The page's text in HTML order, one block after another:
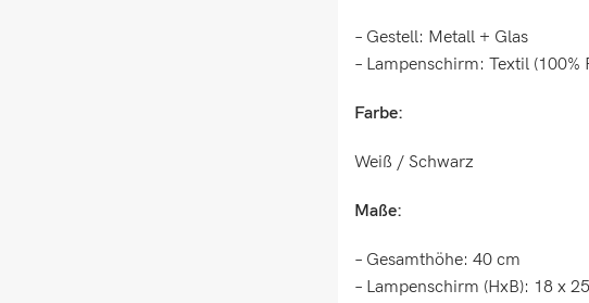
– Gestell: Metall + Glas
– Lampenschirm: Textil (100%
Farbe:
Weiß / Schwarz
Maße:
– Gesamthöhe: 40 cm
– Lampenschirm (HxB): 18 x